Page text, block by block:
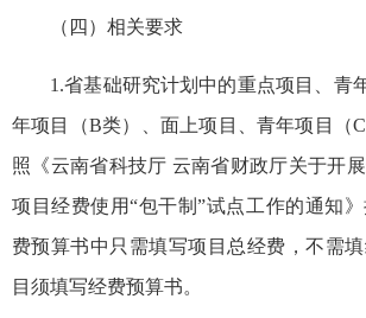
（四）相关要求
1.省基础研究计划中的重点项目、青
年项目（B类）、面上项目、青年项目（
照《云南省科技厅 云南省财政厅关于开
项目经费使用“包干制”试点工作的通知
费预算书中只需填写项目总经费，不需
目须填写经费预算书。